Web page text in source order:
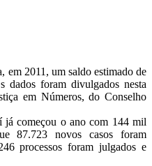
em 2011, um saldo estimado de
dados foram divulgados nesta
em Números, do Conselho
começou o ano com 144 mil
87.723 novos casos foram
processos foram julgados e